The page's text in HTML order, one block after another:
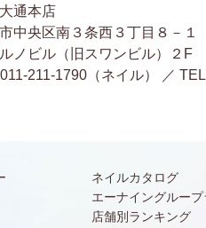
通本店
中央区南３条西３丁目８－１
ノビル（旧スワンビル）２F
211-1790（ネイル） ／
ネイルカタログ
エーナイングルー
店舗別ランキング